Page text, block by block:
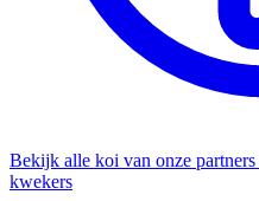
Bekijk alle koi van onze partners
kwekers